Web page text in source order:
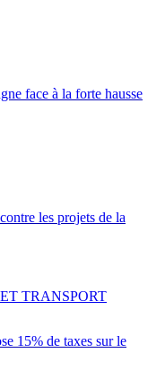
face à la forte hausse
les projets de la
15% de taxes sur le
TRANSPORT